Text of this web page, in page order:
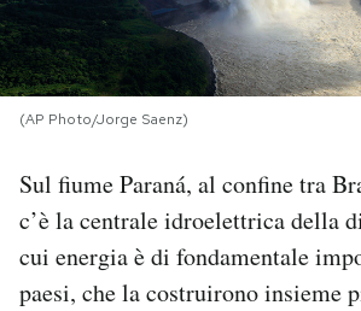
I MIEI PREFERITI
SHOP
AREA PERSONALE
(AP Photo/Jorge Saenz)
Sul fiume Paraná, al confine tra
c’è la centrale idroelettrica della
cui energia è di fondamentale
paesi, che la costruirono insieme